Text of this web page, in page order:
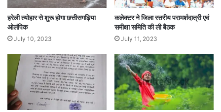
हरेली त्योहार से शुरू होगा छत्तीसगढ़िया
ओलंपिक
July 10, 2023
कलेक्टर ने जिला स्तरीय परामर्शदात्री एवं
समीक्षा समिति की ली बैठक
July 11, 2023